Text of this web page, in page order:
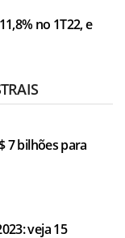
no 1T22, e
7 bilhões para
veja 15